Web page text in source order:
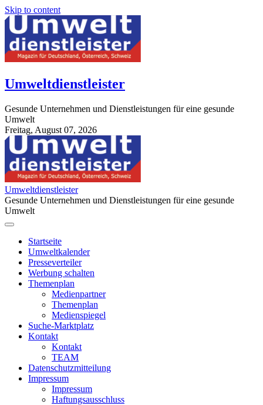
Skip to content
Umweltdienstleister
Gesunde Unternehmen und Dienstleistungen für eine gesunde
Umwelt
Freitag, August 07, 2026
StuttgartApotheke.com
Umweltdienstleister
Gesunde Unternehmen und Dienstleistungen für eine gesunde
Umwelt
Startseite
Umweltkalender
Presseverteiler
Werbung schalten
Themenplan
Medienpartner
Themenplan
Medienspiegel
Suche-Marktplatz
Kontakt
Kontakt
TEAM
Datenschutzmitteilung
Impressum
Impressum
Haftungsausschluss